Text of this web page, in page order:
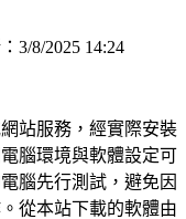
3/8/2025 14:24
站服務，經實際安裝
腦環境與軟體設定可
腦先行測試，避免因
從本站下載的軟體由